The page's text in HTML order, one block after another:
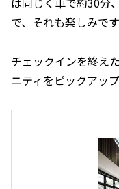
で、それも楽しみです
チェックインを終え
ニティをピックアッ